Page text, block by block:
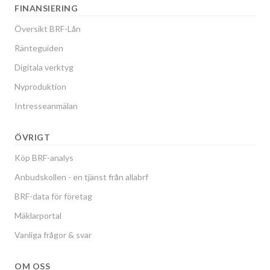
FINANSIERING
Översikt BRF-Lån
Ränteguiden
Digitala verktyg
Nyproduktion
Intresseanmälan
ÖVRIGT
Köp BRF-analys
Anbudskollen - en tjänst från allabrf
BRF-data för företag
Mäklarportal
Vanliga frågor & svar
OM OSS